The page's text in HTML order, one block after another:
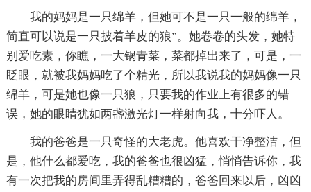
我的妈妈是一只绵羊，但她可不是一只一般的绵羊，
简直可以说是一只披着羊皮的狼”。她卷卷的头发，她特
别爱吃素，你瞧，一大锅青菜，菜都掉出来了，可是，一
眨眼，就被我妈妈吃了个精光，所以我说我的妈妈像一只
绵羊，可是她也像一只狼，只要我的作业上有很多的错
误，她的眼睛犹如两盏激光灯一样射向我，十分吓人。
我的爸爸是一只奇怪的大老虎。他喜欢干净整洁，但
是，他什么都爱吃，我的爸爸也很凶猛，悄悄告诉你，我
有一次把我的房间里弄得乱糟糟的，爸爸回来以后，凶凶